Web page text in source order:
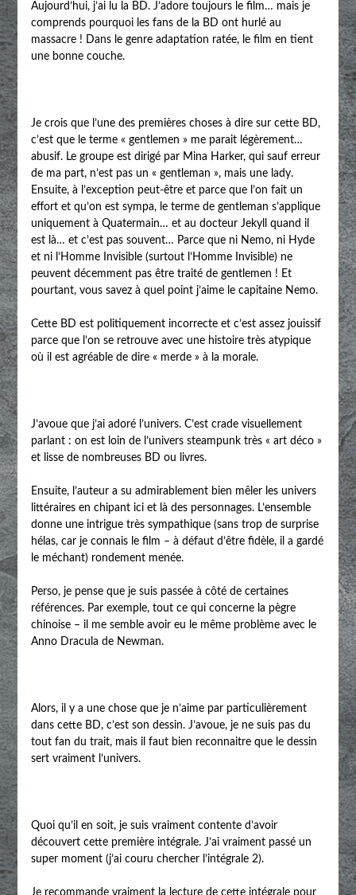
Aujourd’hui, j’ai lu la BD. J’adore toujours le film… mais je
comprends pourquoi les fans de la BD ont hurlé au
massacre ! Dans le genre adaptation ratée, le film en tient
une bonne couche.
Je crois que l’une des premières choses à dire sur cette BD,
c’est que le terme « gentlemen » me parait légèrement…
abusif. Le groupe est dirigé par Mina Harker, qui sauf erreur
de ma part, n’est pas un « gentleman », mais une lady.
Ensuite, à l’exception peut-être et parce que l’on fait un
effort et qu’on est sympa, le terme de gentleman s’applique
uniquement à Quatermain… et au docteur Jekyll quand il
est là… et c’est pas souvent… Parce que ni Nemo, ni Hyde
et ni l’Homme Invisible (surtout l’Homme Invisible) ne
peuvent décemment pas être traité de gentlemen ! Et
pourtant, vous savez à quel point j’aime le capitaine Nemo.
Cette BD est politiquement incorrecte et c’est assez jouissif
parce que l’on se retrouve avec une histoire très atypique
où il est agréable de dire « merde » à la morale.
J’avoue que j’ai adoré l’univers. C’est crade visuellement
parlant : on est loin de l’univers steampunk très « art déco »
et lisse de nombreuses BD ou livres.
Ensuite, l’auteur a su admirablement bien mêler les univers
littéraires en chipant ici et là des personnages. L’ensemble
donne une intrigue très sympathique (sans trop de surprise
hélas, car je connais le film – à défaut d’être fidèle, il a gardé
le méchant) rondement menée.
Perso, je pense que je suis passée à côté de certaines
références. Par exemple, tout ce qui concerne la pègre
chinoise – il me semble avoir eu le même problème avec le
Anno Dracula de Newman.
Alors, il y a une chose que je n’aime par particulièrement
dans cette BD, c’est son dessin. J’avoue, je ne suis pas du
tout fan du trait, mais il faut bien reconnaitre que le dessin
sert vraiment l’univers.
Quoi qu’il en soit, je suis vraiment contente d’avoir
découvert cette première intégrale. J’ai vraiment passé un
super moment (j’ai couru chercher l’intégrale 2).
Je recommande vraiment la lecture de cette intégrale pour